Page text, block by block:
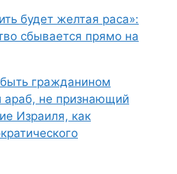
будет желтая раса»:
сбывается прямо на
гражданином
араб, не признающий
Израиля, как